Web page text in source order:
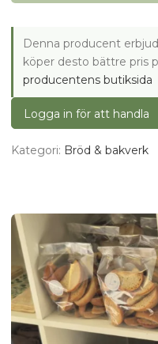
Denna producent
köper desto bättre pris
producentens butiksida
Logga in för att handla
Kategori: Bröd & bakverk